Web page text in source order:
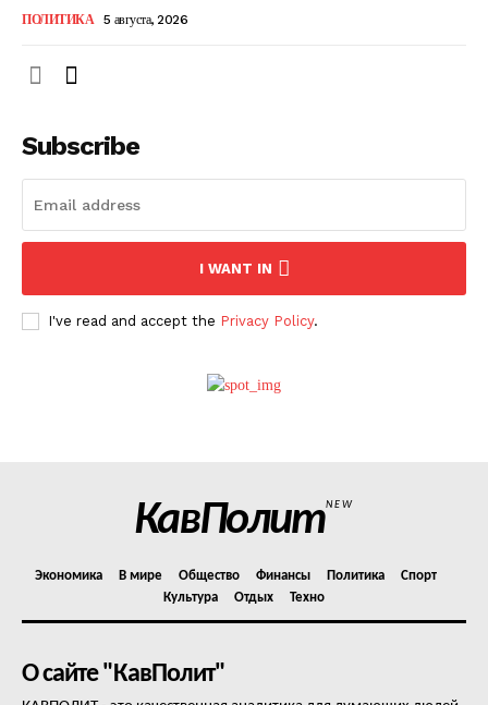
О нас
Политика конфиденциальности
ПОЛИТИКА 5 августа, 2026
Subscribe
I WANT IN
I've read and accept the Privacy Policy.
КавПолитNEW
Экономика В мире Общество Финансы Политика
Спорт
Культура
Отдых Техно
О сайте "КавПолит"